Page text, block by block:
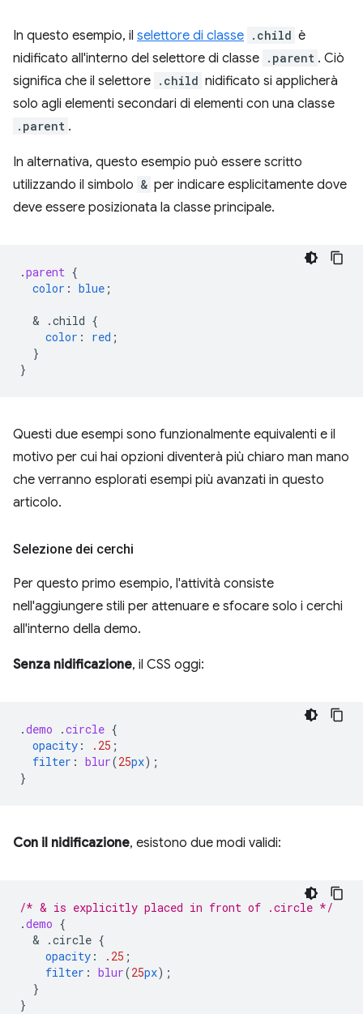
In questo esempio, il selettore di classe .child è
nidificato all'interno del selettore di classe .parent . Ciò
significa che il selettore .child nidificato si applicherà
solo agli elementi secondari di elementi con una classe
.parent .
In alternativa, questo esempio può essere scritto
utilizzando il simbolo & per indicare esplicitamente dove
deve essere posizionata la classe principale.
.parent {
color : blue ;
  &
.child {
color : red ;
}
}
Questi due esempi sono funzionalmente equivalenti e il
motivo per cui hai opzioni diventerà più chiaro man mano
che verranno esplorati esempi più avanzati in questo
articolo.
Selezione dei cerchi
Per questo primo esempio, l'attività consiste
nell'aggiungere stili per attenuare e sfocare solo i cerchi
all'interno della demo.
Senza nidificazione, il CSS oggi:
.demo .circle {
opacity : .25 ;
filter : blur(25px);
}
Con il nidificazione, esistono due modi validi:
/* & is explicitly placed in front of .circle */
.demo {
  &
.circle {
opacity : .25 ;
filter : blur(25px);
}
}